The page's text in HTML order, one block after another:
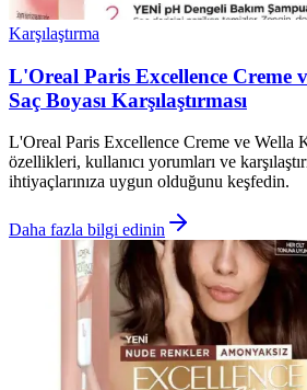
Karşılaştırma
L'Oreal Paris Excellence Creme
Saç Boyası Karşılaştırması
L'Oreal Paris Excellence Creme ve Wella
özellikleri, kullanıcı yorumları ve
ihtiyaçlarınıza uygun olduğunu keşfedin.
Daha fazla bilgi edinin